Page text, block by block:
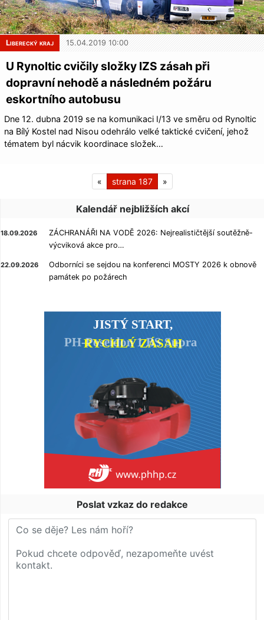
Liberecký kraj 15.04.2019 10:00
U Rynoltic cvičily složky IZS zásah při
dopravní nehodě a následném požáru
eskortního autobusu
Dne 12. dubna 2019 se na komunikaci I/13 ve směru od Rynoltic
na Bílý Kostel nad Nisou odehrálo velké taktické cvičení, jehož
tématem byl nácvik koordinace složek…
« 187 »
Kalendář nejbližších akcí
18.09.2026
ZÁCHRANÁŘI NA VODĚ 2026: Nejrealističtější soutěžně-
výcviková akce pro…
22.09.2026
Odborníci se sejdou na konferenci MOSTY 2026 k obnově
památek po požárech
Poslat vzkaz do redakce